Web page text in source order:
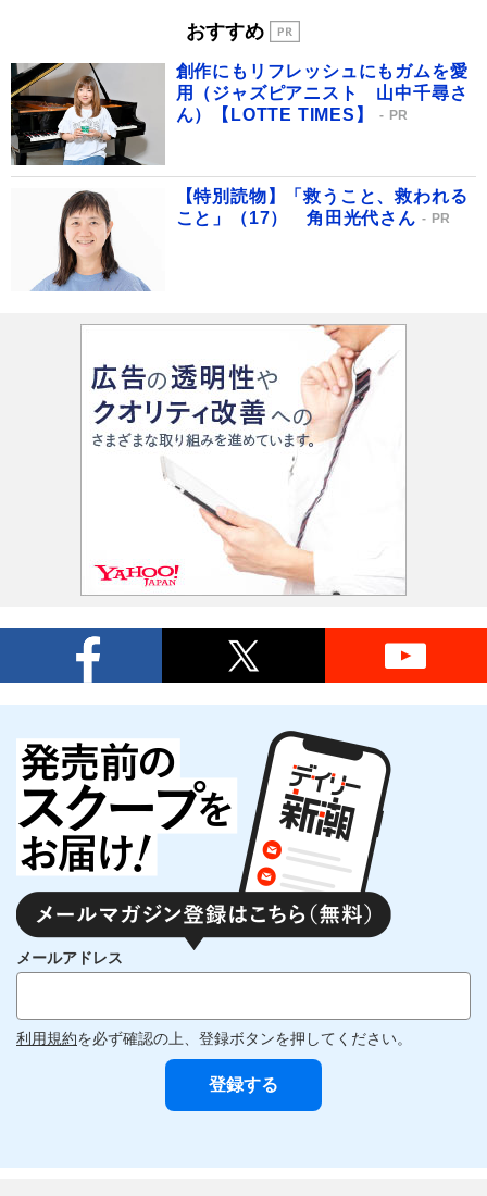
おすすめ
創作にもリフレッシュにもガムを愛
用（ジャズピアニスト 山中千尋さ
ん）【LOTTE TIMES】
PR
【特別読物】「救うこと、救われる
こと」（17） 角田光代さん
PR
メールアドレス
利用規約を必ず確認の上、登録ボタンを押してください。